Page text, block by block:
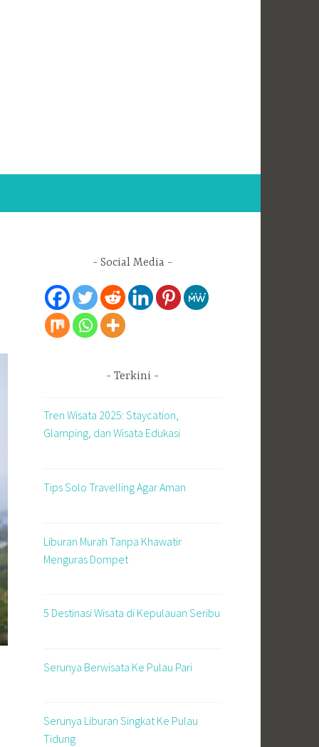
Social Media
Terkini
Tren Wisata 2025: Staycation,
Glamping, dan Wisata Edukasi
Tips Solo Travelling Agar Aman
Liburan Murah Tanpa Khawatir
Menguras Dompet
5 Destinasi Wisata di Kepulauan Seribu
Serunya Berwisata Ke Pulau Pari
Serunya Liburan Singkat Ke Pulau
Tidung